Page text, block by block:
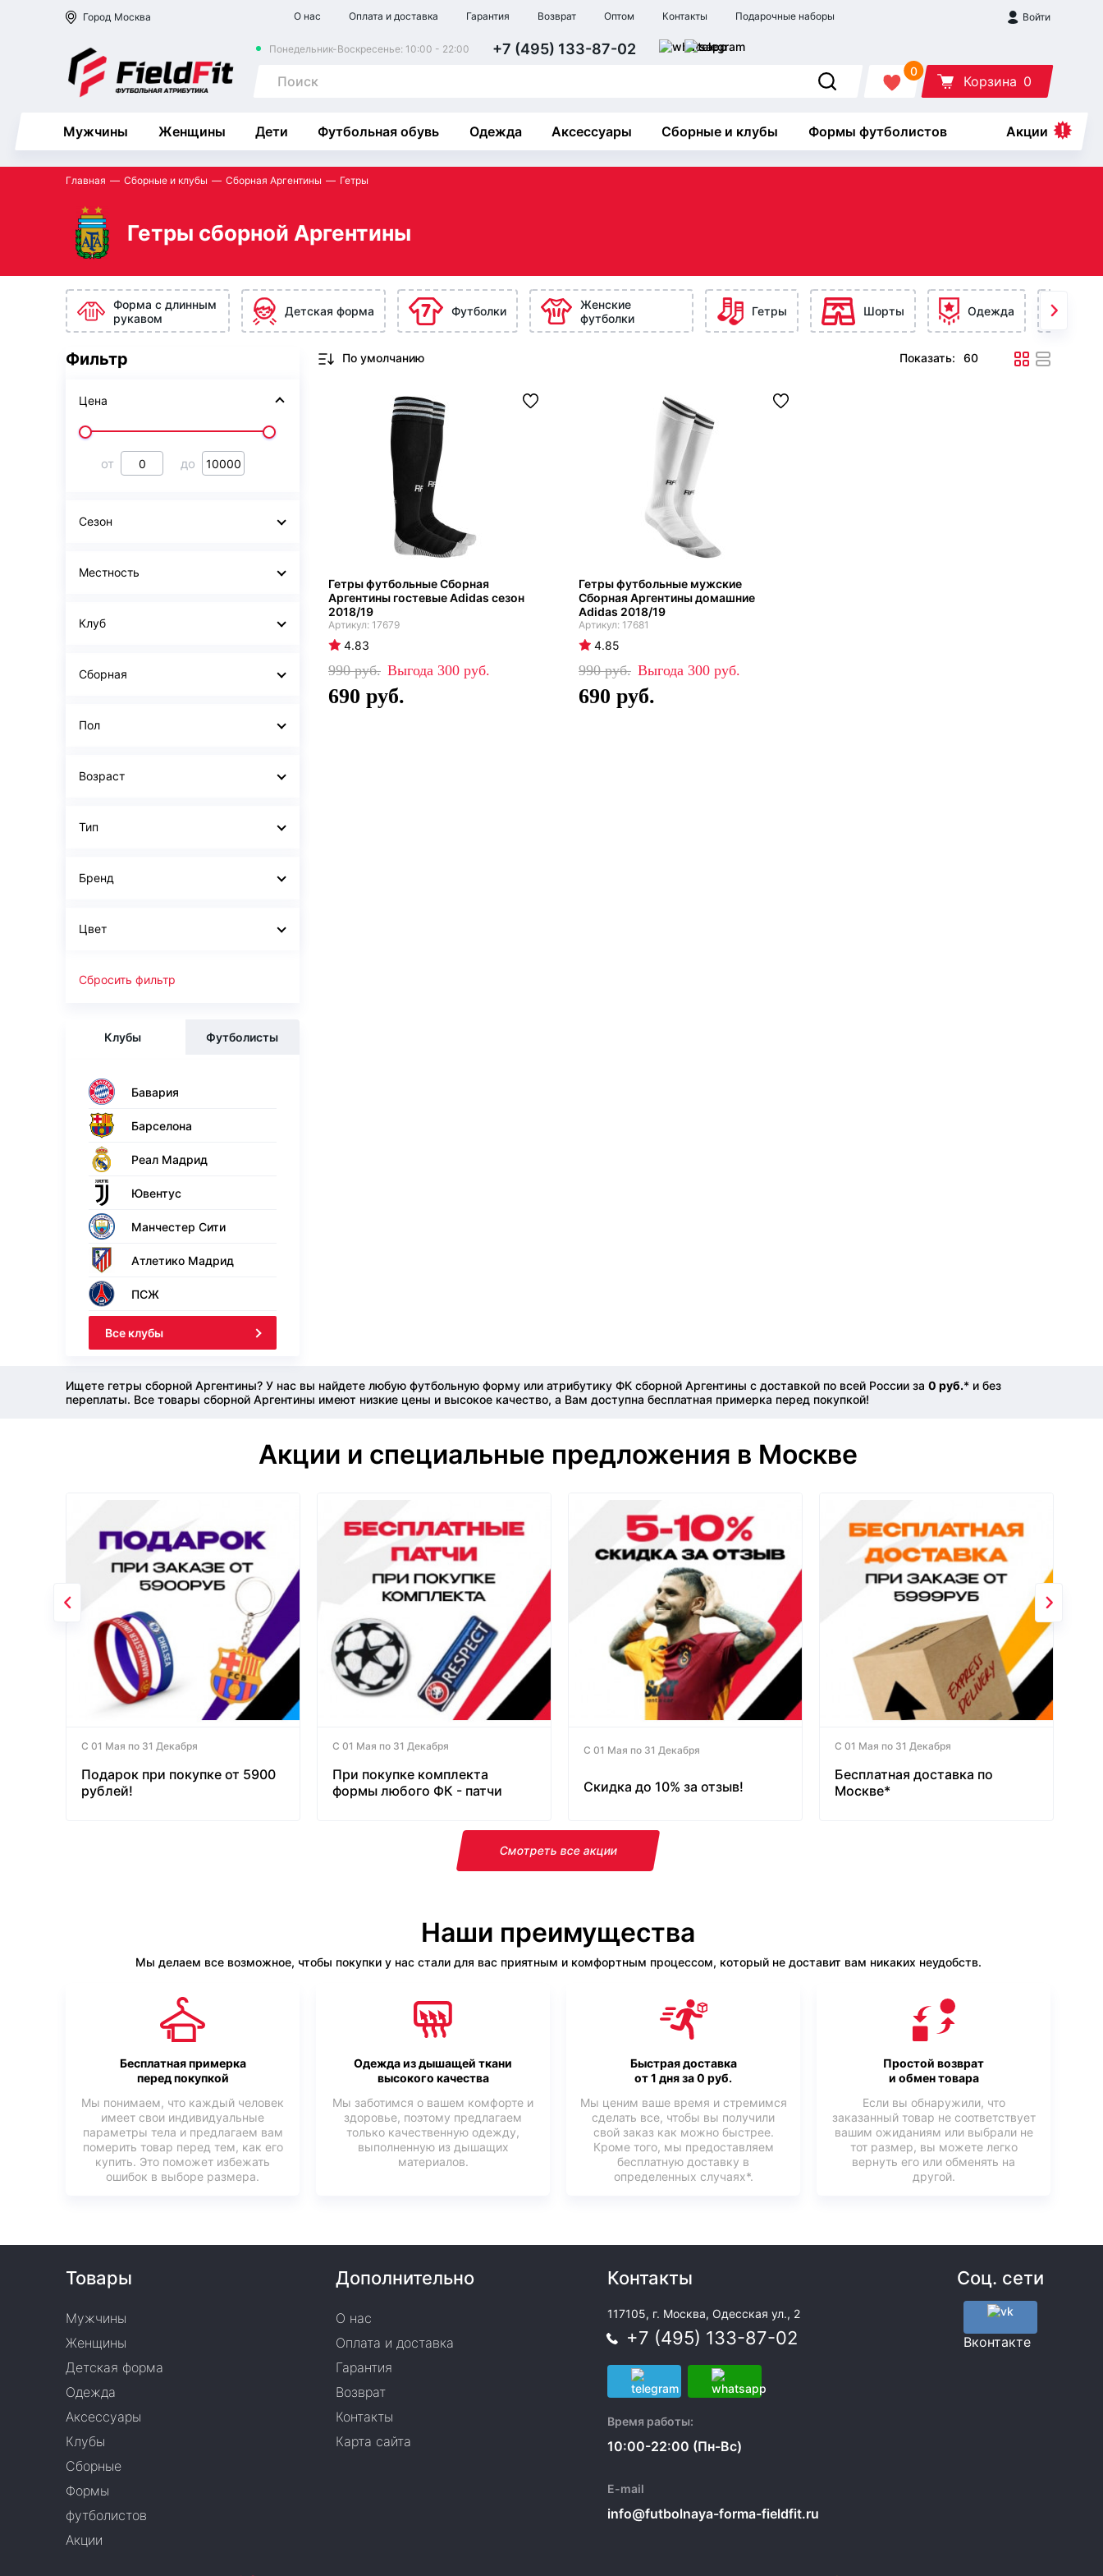
Город Москва О нас Оплата и доставка Гарантия Возврат Оптом Контакты Подарочные наборы Войти
Понедельник-Воскресенье: 10:00 - 22:00 +7 (495) 133-87-02
0
Корзина 0
Мужчины Женщины Дети Футбольная обувь Одежда Аксессуары Сборные и клубы Формы футболистов Акции
Главная Сборные и клубы Сборная Аргентины Гетры
Гетры сборной Аргентины
Форма с длинным
рукавом
Детская форма Футболки
Женские
футболки
Гетры Шорты Одежда
Фильтр
Цена
от до
Сезон
Местность
Клуб
Сборная
Пол
Возраст
Тип
Бренд
Цвет
Сбросить фильтр
Клубы Футболисты
Бавария
Барселона
Реал Мадрид
Ювентус
Манчестер Сити
Атлетико Мадрид
ПСЖ
Все клубы
Показать:
Гетры футбольные Сборная
Аргентины гостевые Adidas сезон
2018/19
17679
4.83
990 300
690
Гетры футбольные мужские
Сборная Аргентины домашние
Adidas 2018/19
17681
4.85
990 300
690
Ищете гетры сборной Аргентины? У нас вы найдете любую футбольную форму или атрибутику ФК сборной Аргентины с доставкой по всей России за 0 руб.* и без
переплаты. Все товары сборной Аргентины имеют низкие цены и высокое качество, а Вам доступна бесплатная примерка перед покупкой!
Акции и специальные предложения в Москве
С 01 Мая по 31 Декабря
Подарок при покупке от 5900
рублей!
С 01 Мая по 31 Декабря
При покупке комплекта
формы любого ФК - патчи
С 01 Мая по 31 Декабря
Скидка до 10% за отзыв!
С 01 Мая по 31 Декабря
Бесплатная доставка по
Москве*
Смотреть все акции
Наши преимущества
Мы делаем все возможное, чтобы покупки у нас стали для вас приятным и комфортным процессом, который не доставит вам никаких неудобств.
Бесплатная примерка
перед покупкой
Мы понимаем, что каждый человек
имеет свои индивидуальные
параметры тела и предлагаем вам
померить товар перед тем, как его
купить. Это поможет избежать
ошибок в выборе размера.
Одежда из дышащей ткани
высокого качества
Мы заботимся о вашем комфорте и
здоровье, поэтому предлагаем
только качественную одежду,
выполненную из дышащих
материалов.
Быстрая доставка
от 1 дня за 0 руб.
Мы ценим ваше время и стремимся
сделать все, чтобы вы получили
свой заказ как можно быстрее.
Кроме того, мы предоставляем
бесплатную доставку в
определенных случаях*.
Простой возврат
и обмен товара
Если вы обнаружили, что
заказанный товар не соответствует
вашим ожиданиям или выбрали не
тот размер, вы можете легко
вернуть его или обменять на
другой.
Товары
Мужчины
Женщины
Детская форма
Одежда
Аксессуары
Клубы
Сборные
Формы
футболистов
Акции
Дополнительно
О нас
Оплата и доставка
Гарантия
Возврат
Контакты
Карта сайта
Контакты
117105, г. Москва, Одесская ул., 2
+7 (495) 133-87-02
Время работы:
10:00-22:00 (Пн-Вс)
E-mail
info@futbolnaya-forma-fieldfit.ru
Соц. сети
Вконтакте